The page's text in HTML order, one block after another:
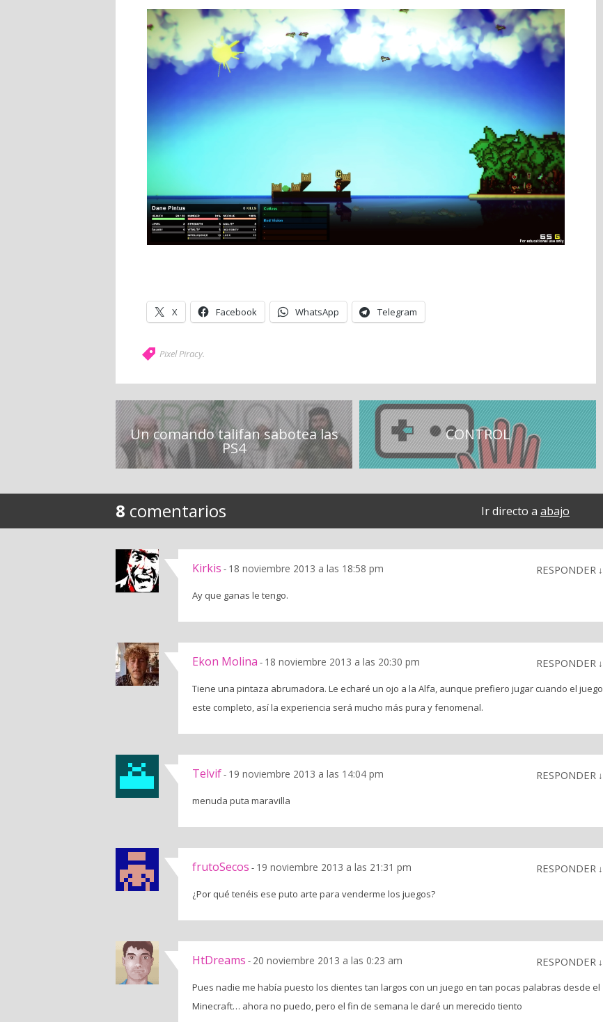
X Facebook WhatsApp Telegram
Pixel Piracy.
Un comando talifan sabotea las
PS4
CONTROL
8 comentarios Ir directo a abajo
Kirkis - 18 noviembre 2013 a las 18:58 pm RESPONDER ↓
Ay que ganas le tengo.
Ekon Molina - 18 noviembre 2013 a las 20:30 pm RESPONDER ↓
Tiene una pintaza abrumadora. Le echaré un ojo a la Alfa, aunque prefiero jugar cuando el juego
este completo, así la experiencia será mucho más pura y fenomenal.
Telvif- 19 noviembre 2013 a las 14:04 pm RESPONDER ↓
menuda puta maravilla
frutoSecos - 19 noviembre 2013 a las 21:31 pm RESPONDER ↓
¿Por qué tenéis ese puto arte para venderme los juegos?
HtDreams - 20 noviembre 2013 a las 0:23 am RESPONDER ↓
Pues nadie me había puesto los dientes tan largos con un juego en tan pocas palabras desde el
Minecraft… ahora no puedo, pero el fin de semana le daré un merecido tiento